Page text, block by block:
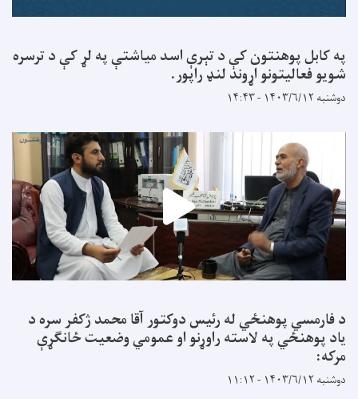
په کابل پوهنتون کې د تېرې اسد میاشتې په لړ کې د ترسره
شویو فعالیتونو اړوند لنډ راپور.
دوشنبه ۱۴۰۳/۶/۱۲ - ۱۴:۴۳
د فارمسي پوهنځي له رئیس دوکتور آقا محمد ژکفر سره د
یاد پوهنځي په لاسته راوړنو او عمومي وضعیت ځانګړې
مرکه:
دوشنبه ۱۴۰۳/۶/۱۲ - ۱۱:۱۲